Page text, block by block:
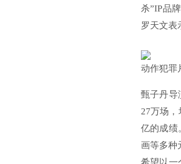
杀”IP品
罗天文表
动作犯罪
甄子丹导
27万场
亿的成绩
画等多种